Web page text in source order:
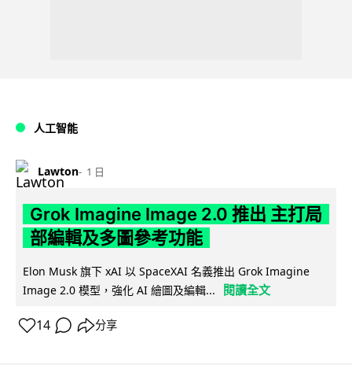
人工智能
Lawton 1 日
Grok Imagine Image 2.0 推出 主打局
部編輯及多圖參考功能
Elon Musk 旗下 xAI 以 SpaceXAI 名義推出 Grok Imagine
Image 2.0 模型，強化 AI 繪圖及編輯...
閱讀全文
14 分享